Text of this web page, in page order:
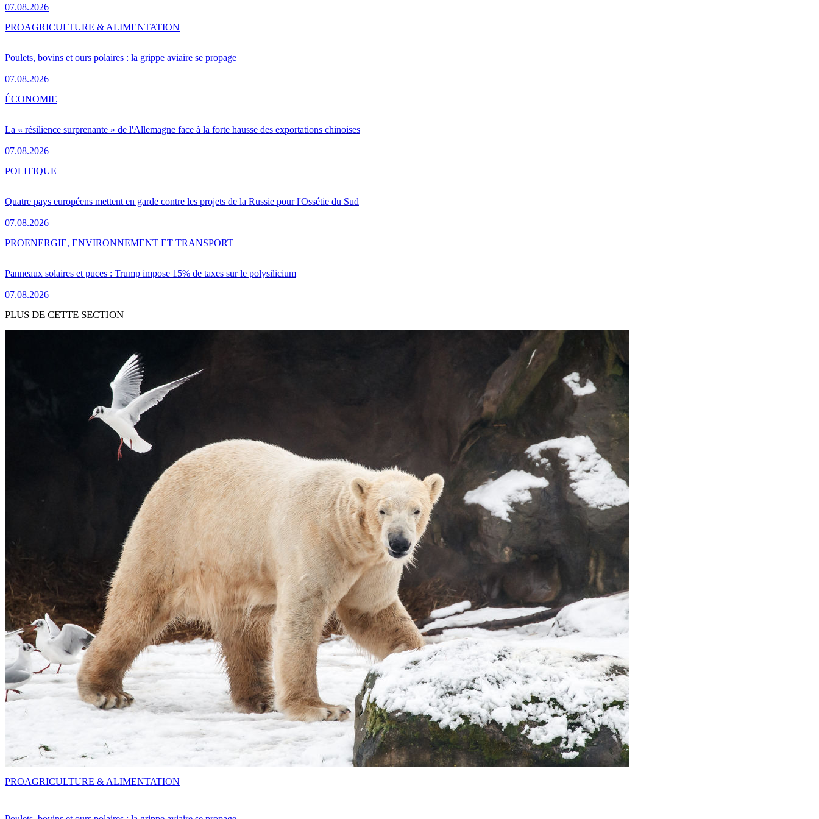
07.08.2026
Poulets, bovins et ours polaires : la grippe aviaire se propage
07.08.2026
PROAGRICULTURE & ALIMENTATION
La « résilience surprenante » de l'Allemagne face à la forte hausse des exportations chinoises
07.08.2026
ÉCONOMIE
Quatre pays européens mettent en garde contre les projets de la Russie pour l'Ossétie du Sud
07.08.2026
POLITIQUE
Panneaux solaires et puces : Trump impose 15% de taxes sur le polysilicium
07.08.2026
PROENERGIE, ENVIRONNEMENT ET TRANSPORT
PLUS DE CETTE SECTION
PROAGRICULTURE & ALIMENTATION